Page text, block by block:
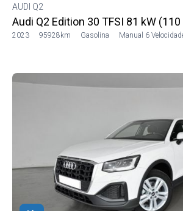
AUDI Q2
Audi Q2 Edition 30 TFSI 81 kW (110
2023 95928km Gasolina Manual 6